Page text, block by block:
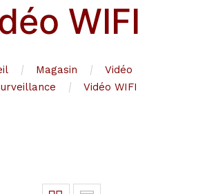
WIFI
Magasin
Vidéo
Vidéo WIFI